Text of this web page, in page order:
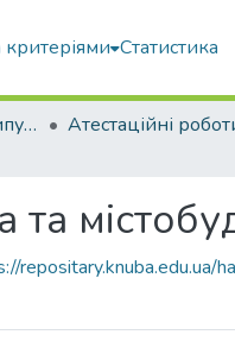
Статистика
Атестаційні роботи випускників
та